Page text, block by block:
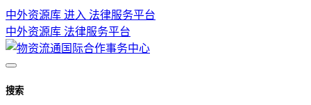
中外资源库 进入 法律服务平台
中外资源库 法律服务平台
搜索